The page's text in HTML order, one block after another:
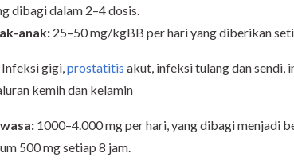
dibagi dalam 2–4 dosis.
anak: 25–50 mg/kgBB per hari yang diberikan
Infeksi gigi,prostatitis akut, infeksi tulang dan sendi,
kemih dan kelamin
1000–4.000 mg per hari, yang dibagi menjadi
500 mg setiap 8 jam.